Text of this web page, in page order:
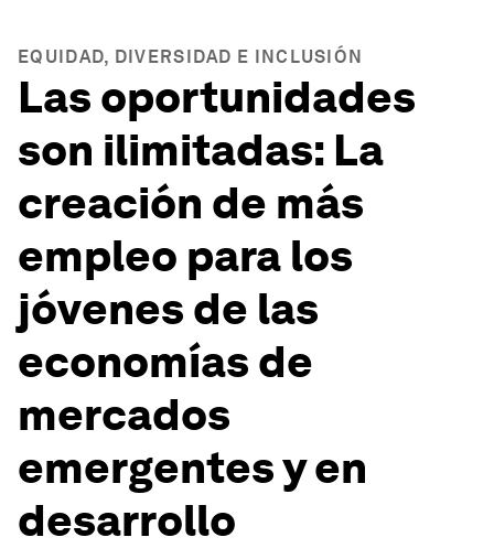
EQUIDAD, DIVERSIDAD E INCLUSIÓN
Las oportunidades
son ilimitadas: La
creación de más
empleo para los
jóvenes de las
economías de
mercados
emergentes y en
desarrollo